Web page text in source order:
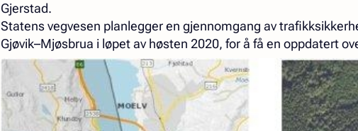
Gjerstad.
Statens vegvesen planlegger en gjennomgang av
Gjøvik–Mjøsbrua i løpet av høsten 2020, for å få en oppdatert